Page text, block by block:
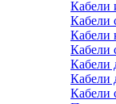
Кабели
Кабели
Кабели
Кабели
Кабели
Кабели
Кабели